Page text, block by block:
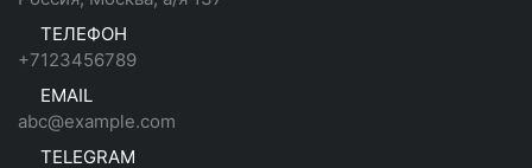
ТЕЛЕФОН
+7123456789
EMAIL
abc@example.com
TELEGRAM